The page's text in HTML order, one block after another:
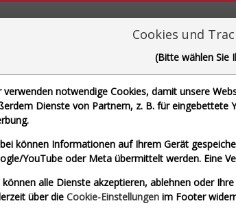
SE, Bayerische Motoren Werke AG
(Nasdaq) Airbus SE (Echtzeit
Motoren Werke AG (Echtzeit Euro)
Cookies und
(Bitte wählen Sie
verwenden notwendige Cookies, damit unsere
Dienste von Partnern, z. B. für eingebettete
können Informationen auf Ihrem Gerät
YouTube oder Meta übermittelt werden. Eine
können alle Dienste akzeptieren, ablehnen oder
über die Cookie-Einstellungen im Footer